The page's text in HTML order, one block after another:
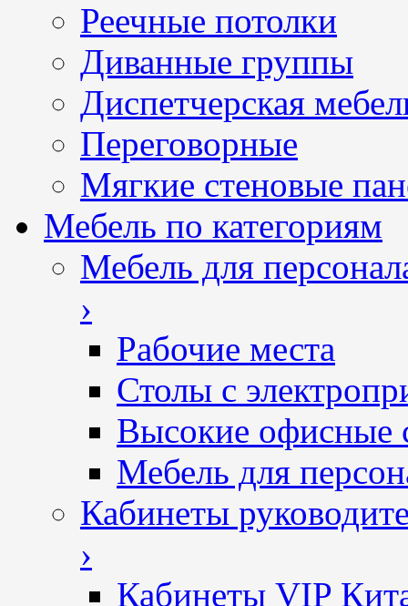
Реечные потолки
Диванные группы
Диспетчерская
Переговорные
Мягкие стеновые
Мебель по категориям
Мебель для
›
Рабочие места
Столы с
Высокие офисные
Мебель для
Кабинеты
›
Кабинеты VIP